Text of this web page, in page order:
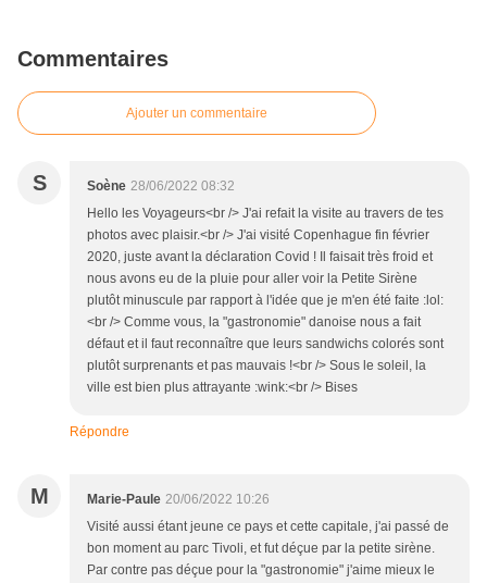
Commentaires
Ajouter un commentaire
S Soène 28/06/2022 08:32
Hello les Voyageurs<br /> J'ai refait la visite au travers de tes
photos avec plaisir.<br /> J'ai visité Copenhague fin février
2020, juste avant la déclaration Covid ! Il faisait très froid et
nous avons eu de la pluie pour aller voir la Petite Sirène
plutôt minuscule par rapport à l'idée que je m'en été faite :lol:
<br /> Comme vous, la "gastronomie" danoise nous a fait
défaut et il faut reconnaître que leurs sandwichs colorés sont
plutôt surprenants et pas mauvais !<br /> Sous le soleil, la
ville est bien plus attrayante :wink:<br /> Bises
Répondre
M Marie-Paule 20/06/2022 10:26
Visité aussi étant jeune ce pays et cette capitale, j'ai passé de
bon moment au parc Tivoli, et fut déçue par la petite sirène.
Par contre pas déçue pour la "gastronomie" j'aime mieux le